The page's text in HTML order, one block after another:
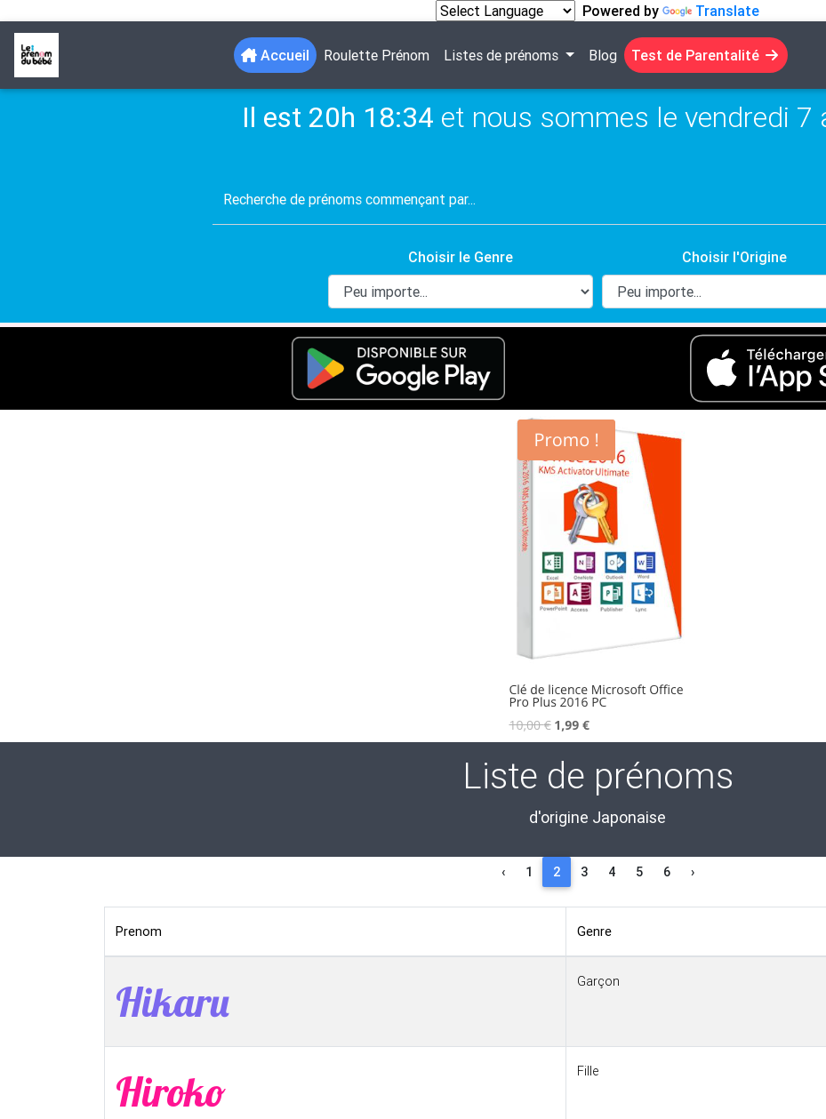
Powered by Translate
Accueil (current)
Roulette Prénom Listes de prénoms Blog Test de Parentalité
Il est 20h 18:35 et nous sommes le vendredi 7
Choisir le Genre Choisir l'Origine
Liste de prénoms
d'origine Japonaise
‹ 1 2 3 4 5 6 ›
Prenom Genre
Hikaru Garçon
Hiroko Fille